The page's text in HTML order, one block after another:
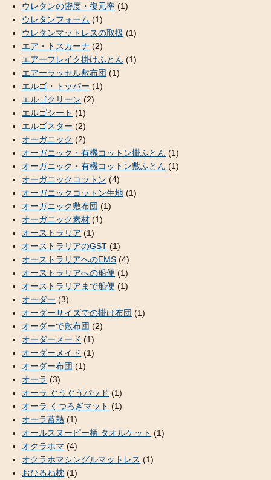
ウレタンの密度・復元率 (1)
ウレタンフォーム (1)
ウレタンマットレスの取扱 (1)
エア・トスカーナ (2)
エアーフレイク掛けふとん (1)
エアーラッセル敷布団 (1)
エルゴ・トッパー (1)
エルゴクリーン (2)
エルゴシート (1)
エルゴスター (2)
オーガニック (2)
オーガニック・有機コットン掛ふとん (1)
オーガニック・有機コットン敷ふとん (1)
オーガニックコットン (4)
オーガニックコットン生地 (1)
オーガニック敷布団 (1)
オーガニック素材 (1)
オーストラリア (1)
オーストラリアのGST (1)
オーストラリアへのEMS (4)
オーストラリアへの船便 (1)
オーストラリアまで船便 (1)
オーダー (3)
オーダーサイズでの掛け布団 (1)
オーダーで敷布団 (2)
オーダーメード (1)
オーダーメイド (1)
オーダー布団 (1)
オーラ (3)
オーラ ぐうぐうパッド (1)
オーラ くつろぎマット (1)
オーラ蓄熱 (1)
オールスヌーピー柄 タオルケット (1)
オクラホマ (4)
オクラホマシングルマットレス (1)
おひるね枕 (1)